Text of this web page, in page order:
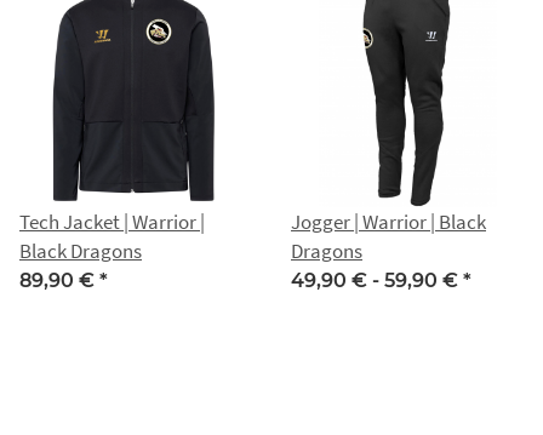
Tech Jacket | Warrior |
Black Dragons
89,90 € *
Jogger | Warrior | Black
Dragons
49,90 € - 59,90 € *